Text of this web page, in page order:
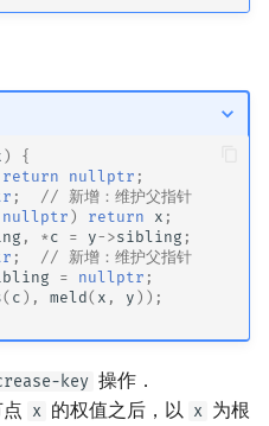
)
{
return nullptr ;
;
// 新增：维护父指针
nullptr ) return x ;
, * c = y->sibling ;
;
// 新增：维护父指针
= nullptr ;
( c ), meld( x , y ));
key 操作．
x 的权值之后，以 x 为根